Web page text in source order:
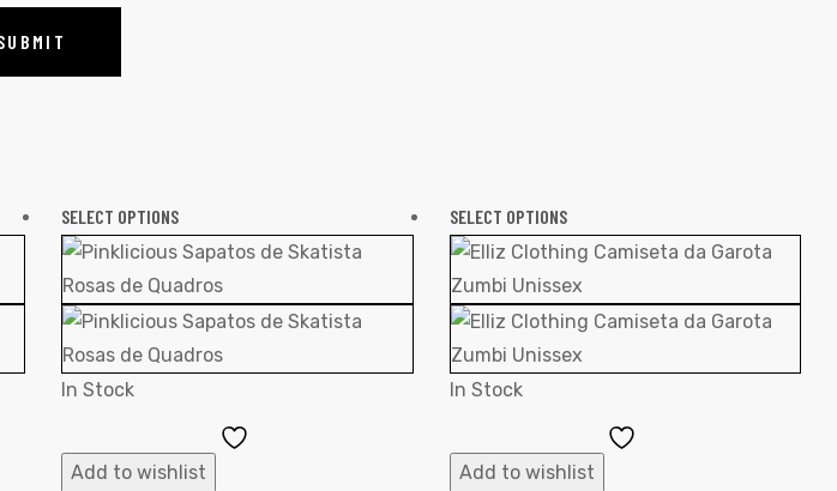
SELECT OPTIONS
In Stock
Add to wishlist
SELECT OPTIONS
In Stock
Add to wishlist